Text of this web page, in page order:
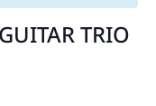
TRIO